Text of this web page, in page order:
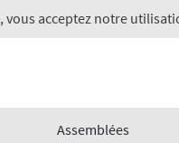
acceptez notre
Assemblées